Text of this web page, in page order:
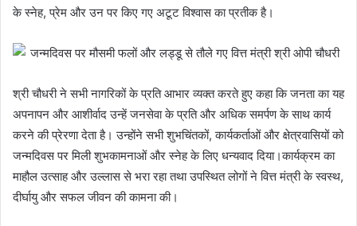
के स्नेह, प्रेम और उन पर किए गए अटूट विश्वास का प्रतीक है।
श्री चौधरी ने सभी नागरिकों के प्रति आभार व्यक्त करते हुए कहा कि जनता का यह
अपनापन और आशीर्वाद उन्हें जनसेवा के प्रति और अधिक समर्पण के साथ कार्य
करने की प्रेरणा देता है। उन्होंने सभी शुभचिंतकों, कार्यकर्ताओं और क्षेत्रवासियों को
जन्मदिवस पर मिली शुभकामनाओं और स्नेह के लिए धन्यवाद दिया।कार्यक्रम का
माहौल उत्साह और उल्लास से भरा रहा तथा उपस्थित लोगों ने वित्त मंत्री के स्वस्थ,
दीर्घायु और सफल जीवन की कामना की।